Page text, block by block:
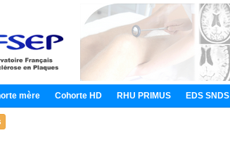
mère Cohorte HD RHU PRIMUS EDS SNDS